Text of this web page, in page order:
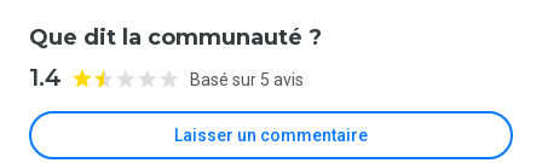
Que dit la communauté ?
1.4 Basé sur 5 avis
Laisser un commentaire